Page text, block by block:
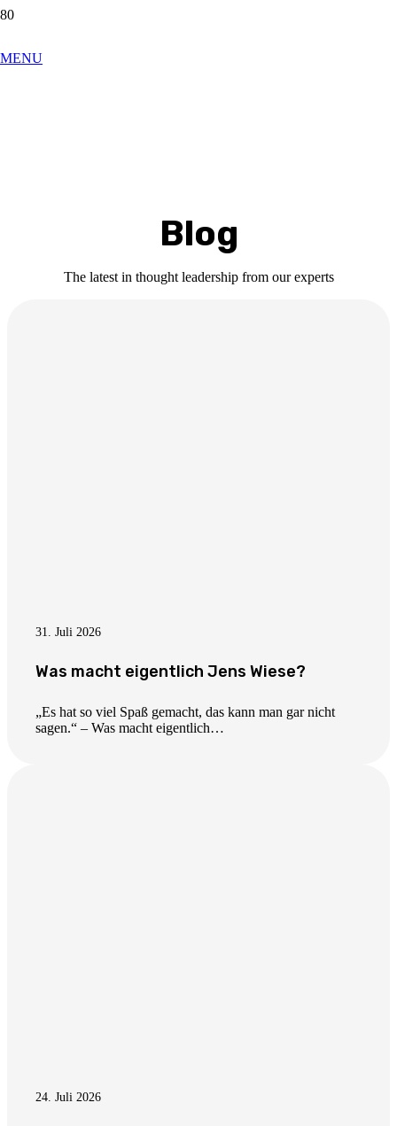
MENU
Blog
The latest in thought leadership from our experts
31. Juli 2026
Was macht eigentlich Jens Wiese?
„Es hat so viel Spaß gemacht, das kann man gar nicht
sagen.“ – Was macht eigentlich…
24. Juli 2026